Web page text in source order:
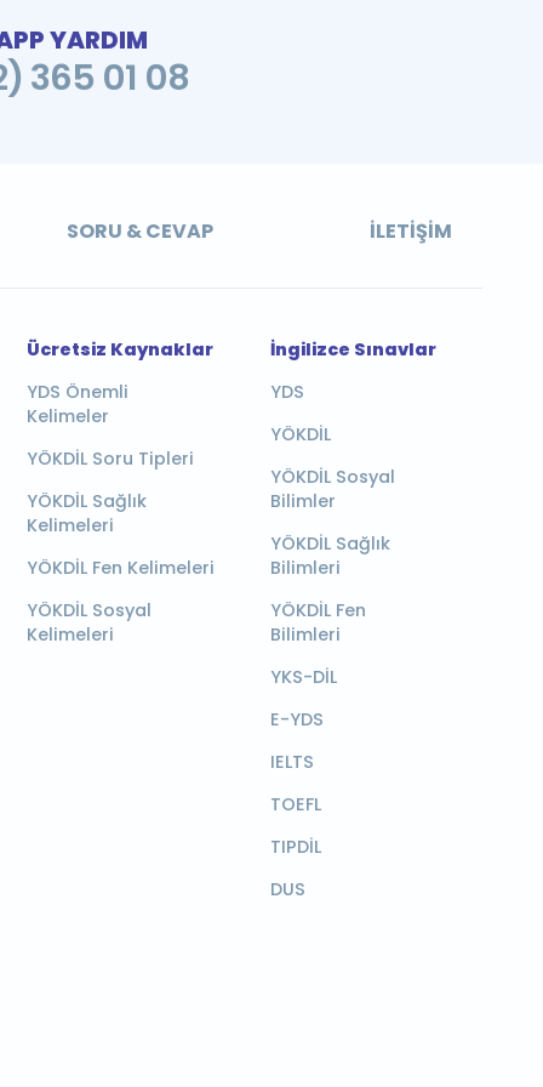
YARDIM
365 01 08
SORU & CEVAP İLETIŞIM
Ücretsiz Kaynaklar
YDS Önemli
Kelimeler
YÖKDİL Soru Tipleri
YÖKDİL Sağlık
Kelimeleri
YÖKDİL Fen Kelimeleri
YÖKDİL Sosyal
Kelimeleri
İngilizce Sınavlar
YDS
YÖKDİL
YÖKDİL Sosyal
Bilimler
YÖKDİL Sağlık
Bilimleri
YÖKDİL Fen
Bilimleri
YKS-DİL
E-YDS
IELTS
TOEFL
TIPDİL
DUS